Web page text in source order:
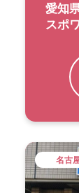
愛知
スポ
名古